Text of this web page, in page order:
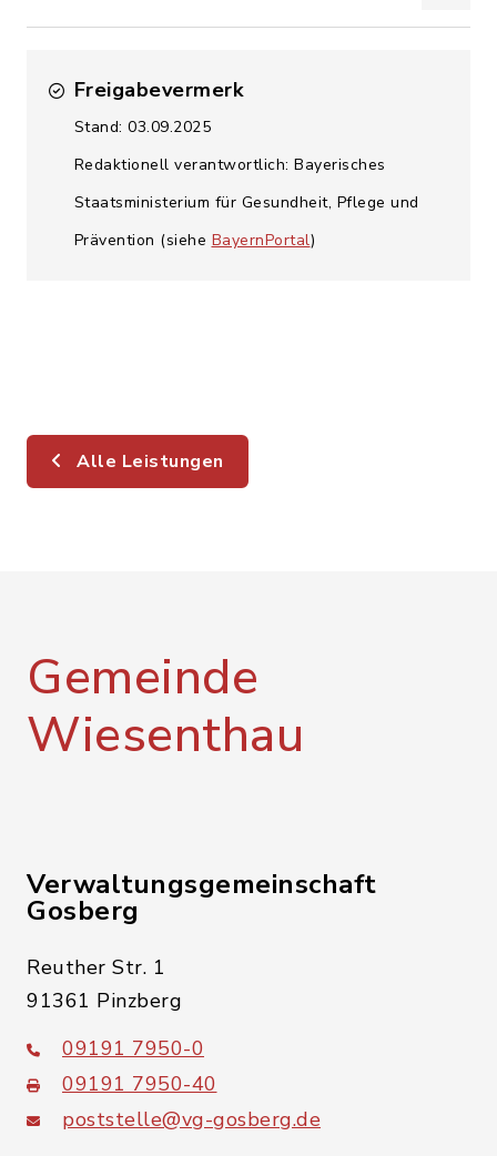
Freigabevermerk
Stand: 03.09.2025
Redaktionell verantwortlich: Bayerisches
Staatsministerium für Gesundheit, Pflege und
Prävention (siehe BayernPortal)
Alle Leistungen
Gemeinde
Wiesenthau
Verwaltungsgemeinschaft
Gosberg
Reuther Str. 1
91361 Pinzberg
09191 7950-0
09191 7950-40
poststelle@vg-gosberg.de